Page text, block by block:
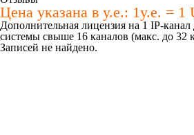
Цена указана в у.е.: 1у.е. =
Дополнительная лицензия на 1 IP-
системы свыше 16 каналов (макс. до 32
Записей не найдено.